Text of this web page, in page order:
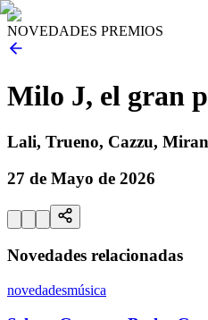
NOVEDADES PREMIOS
Milo J, el gran
Lali, Trueno, Cazzu,
27 de Mayo de 2026
Novedades relacionadas
novedadesmúsica